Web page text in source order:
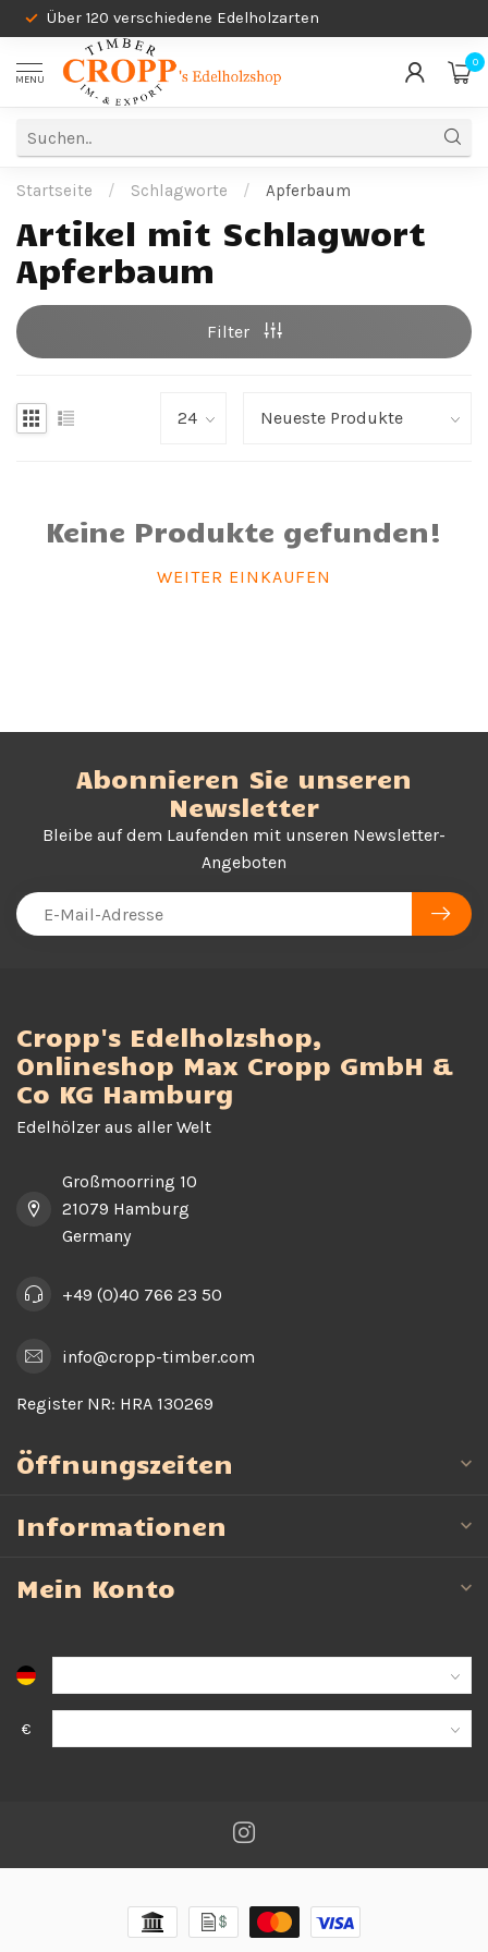
Über 120 verschiedene Edelholzarten
MENU
0
Startseite / Schlagworte / Apferbaum
Artikel mit Schlagwort
Apferbaum
Filter
Keine Produkte gefunden!
WEITER EINKAUFEN
Abonnieren Sie unseren
Newsletter
Bleibe auf dem Laufenden mit unseren Newsletter-
Angeboten
Cropp's Edelholzshop,
Onlineshop Max Cropp GmbH &
Co KG Hamburg
Edelhölzer aus aller Welt
Großmoorring 10
21079 Hamburg
Germany
+49 (0)40 766 23 50
info@cropp-timber.com
Register NR: HRA 130269
Öffnungszeiten
Informationen
Mein Konto
€